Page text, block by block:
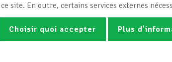
site. En outre, certains services externes
Choisir quoi accepter Plus